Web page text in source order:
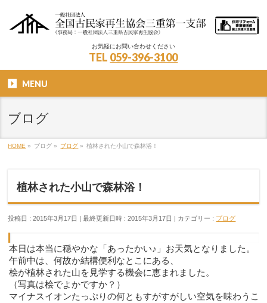
お気軽にお問い合わせください
TEL 059-396-3100
MENU
ブログ
HOME » ブログ » ブログ » 植林された小山で森林浴！
植林された小山で森林浴！
投稿日 : 2015年3月17日 最終更新日時 : 2015年3月17日 カテゴリー : ブログ
本日は本当に穏やかな「あったかい♪」お天気となりました。
午前中は、何故か結構便利なとこにある、
桧が植林された山を見学する機会に恵まれました。
（写真は桧でよかですか？）
マイナスイオンたっぷりの何ともすがすがしい空気を味わうこ